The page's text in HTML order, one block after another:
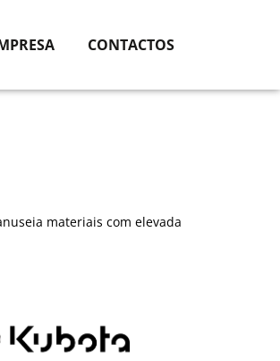
CONTACTOS
materiais com elevada